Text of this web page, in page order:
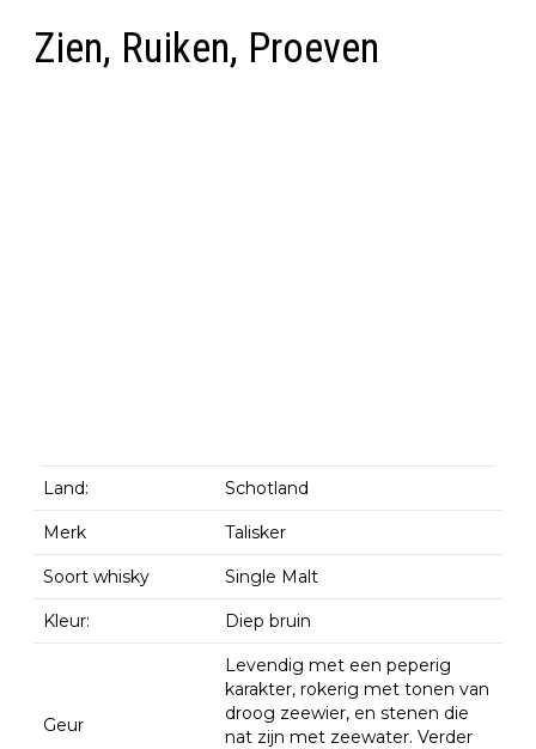
Zien, Ruiken, Proeven
Land: Schotland
Merk Talisker
Soort whisky Single Malt
Kleur: Diep bruin
Geur
Levendig met een peperig
karakter, rokerig met tonen van
droog zeewier, en stenen die
nat zijn met zeewater. Verder